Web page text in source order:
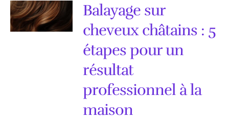
Balayage sur
cheveux châtains : 5
étapes pour un
résultat
professionnel à la
maison